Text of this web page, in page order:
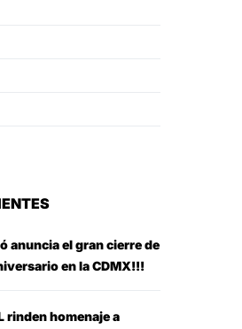
anuncia el gran cierre de
en la CDMX!!!
rinden homenaje a